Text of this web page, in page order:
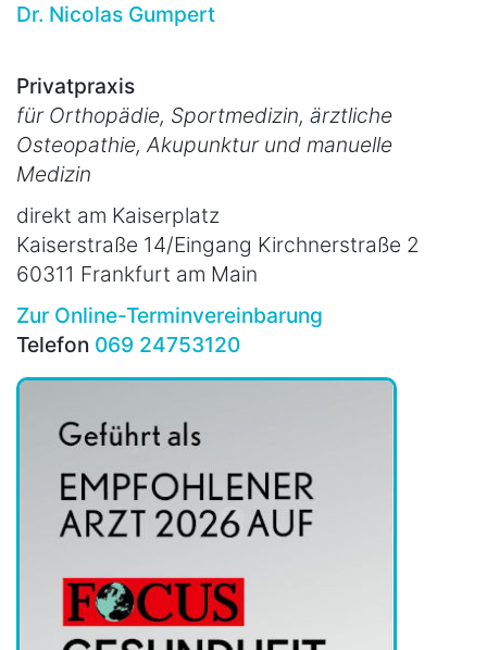
Dr. Nicolas Gumpert
Privatpraxis
für Orthopädie, Sportmedizin, ärztliche
Osteopathie, Akupunktur und manuelle
Medizin
direkt am Kaiserplatz
Kaiserstraße 14/Eingang Kirchnerstraße 2
60311 Frankfurt am Main
Zur Online-Terminvereinbarung
Telefon 069 24753120